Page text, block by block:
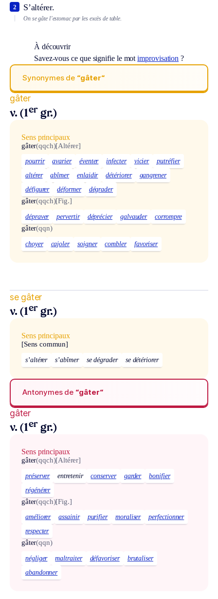
S’altérer.
2
On se gâte l’estomac par les excès de table.
À découvrir
Savez-vous ce que signifie le motimprovisation ?
Synonymes de “gâter“
gâter
v. (1er gr.)
Sens principaux
gâter(qqch)[Altérer]
pourrir avarier éventer infecter vicier
putréfier
altérer
abîmer enlaidir détériorer
gangrener
défigurer
déformer dégrader
gâter(qqch)[Fig.]
dépraver pervertir déprécier galvauder corrompre
gâter(qqn)
choyer cajoler soigner combler favoriser
se gâter
v. (1er gr.)
Sens principaux
[Sens commun]
s’altérer s’abîmer se dégrader se détériorer
Antonymes de “gâter“
gâter
v. (1er gr.)
Sens principaux
gâter(qqch)[Altérer]
préserver entretenir conserver garder
bonifier
régénérer
gâter(qqch)[Fig.]
améliorer assainir purifier moraliser
perfectionner
respecter
gâter(qqn)
négliger maltraiter défavoriser
brutaliser
abandonner